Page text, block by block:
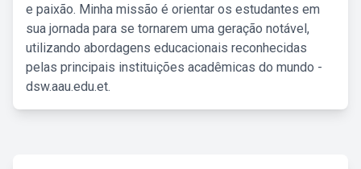
e paixão. Minha missão é orientar os estudantes em
sua jornada para se tornarem uma geração notável,
utilizando abordagens educacionais reconhecidas
pelas principais instituições acadêmicas do mundo -
dsw.aau.edu.et.